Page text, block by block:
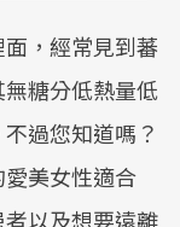
，經常見到蕃
糖分低熱量低
過您知道嗎？
美女性適合
以及想要遠離